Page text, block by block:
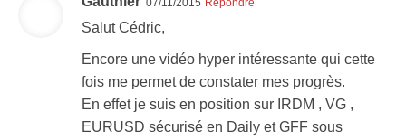
Salut Cédric,
Encore une vidéo hyper intéressante qui cette
fois me permet de constater mes progrès.
En effet je suis en position sur IRDM , VG ,
EURUSD sécurisé en Daily et GFF sous